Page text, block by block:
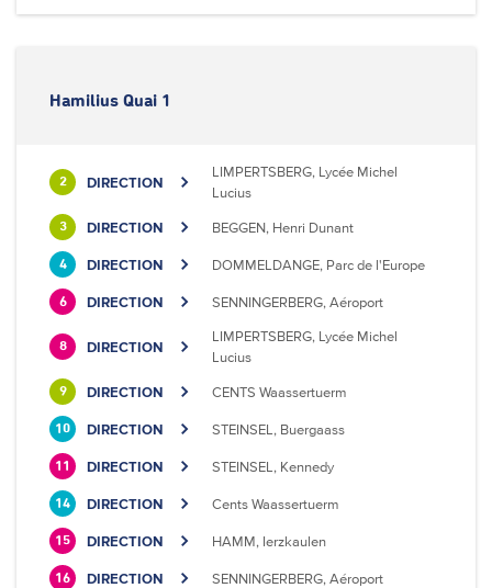
Hamilius Quai 1
2 DIRECTION
LIMPERTSBERG, Lycée Michel
Lucius
3 DIRECTION BEGGEN, Henri Dunant
4 DIRECTION DOMMELDANGE, Parc de l'Europe
6 DIRECTION SENNINGERBERG, Aéroport
8 DIRECTION
LIMPERTSBERG, Lycée Michel
Lucius
9 DIRECTION CENTS Waassertuerm
10 DIRECTION STEINSEL, Buergaass
11 DIRECTION STEINSEL, Kennedy
14 DIRECTION Cents Waassertuerm
15 DIRECTION HAMM, Ierzkaulen
16 DIRECTION SENNINGERBERG, Aéroport